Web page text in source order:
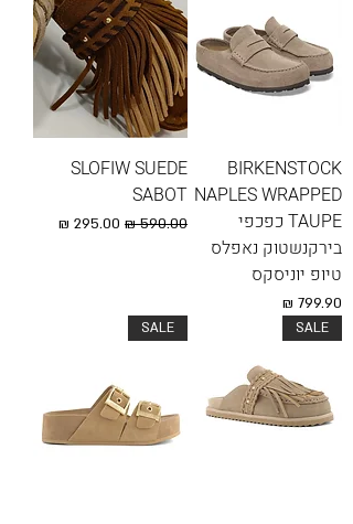
BIRKENSTOCK
NAPLES WRAPPED
TAUPE כפכפי
בירקנשטוק נאפלס
טיופ יוניסקס
מחיר
SLOFIW SUEDE
SABOT
מחיר רגיל מחיר מבצע
SALE
SALE